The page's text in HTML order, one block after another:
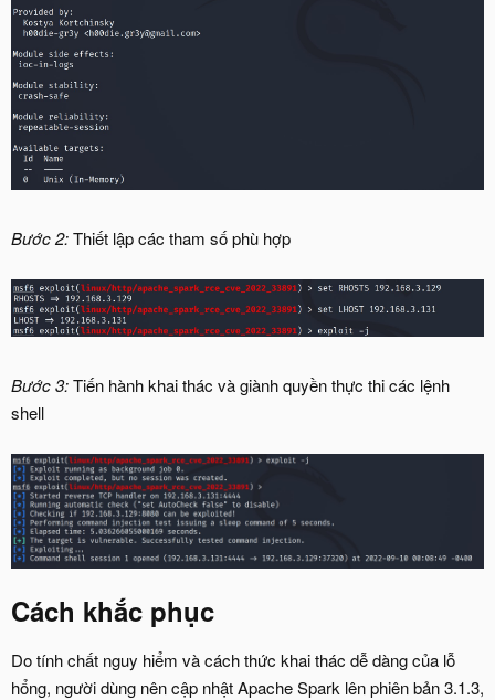
Bước 2:Thiết lập các tham số phù hợp
Bước 3:Tiến hành khai thác và giành quyền thực thi các lệnh
shell
Cách khắc phục
Do tính chất nguy hiểm và cách thức khai thác dễ dàng của lỗ
hổng, người dùng nên cập nhật Apache Spark lên phiên bản 3.1.3,